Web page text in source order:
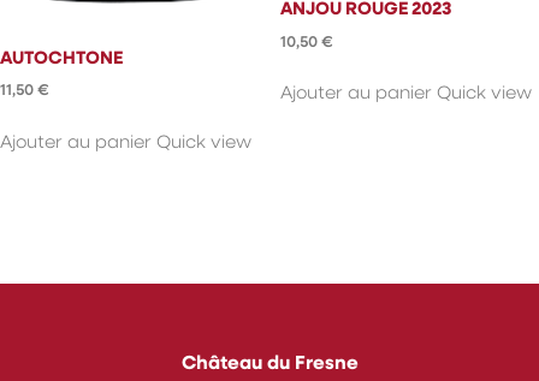
AUTOCHTONE
11,50 €
Ajouter au panier Quick view
ANJOU ROUGE 2023
10,50 €
Ajouter au panier Quick view
Château du Fresne